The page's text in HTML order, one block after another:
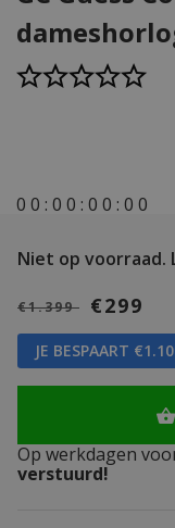
0 0 : 0 0 : 0 0 : 0 0
Niet op voorraad.
€1.399 €299
JE BESPAART
Op werkdagen
verstuurd!